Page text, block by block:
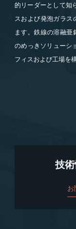
的リーダーとして知
スおよび発泡ガラス
ます。鉄線の溶融
のめっきソリューシ
フィスおよび工場を
技
お